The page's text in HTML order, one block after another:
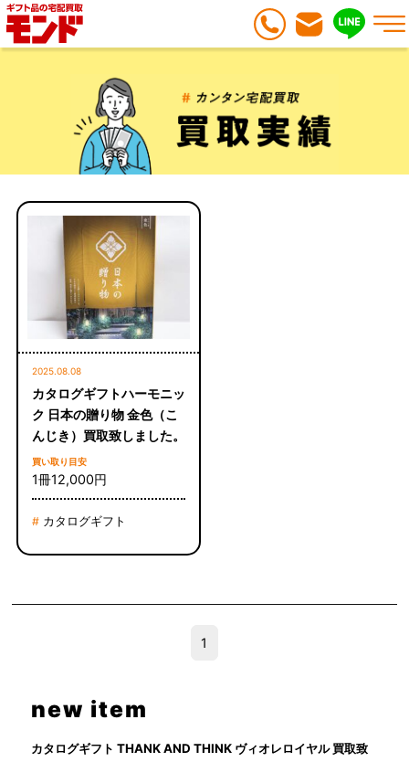
2025.08.08
カタログギフトハーモニッ
ク 日本の贈り物 金色（こ
んじき）買取致しました。
買い取り目安
1冊12,000円
#カタログギフト
1
new item
カタログギフト THANK AND THINK ヴィオレロイヤル 買取致